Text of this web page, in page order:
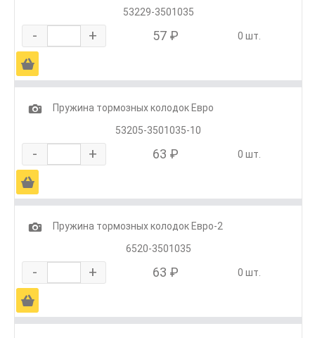
53229-3501035
- + 57 ₽ 0 шт.
Ä
1
Пружина тормозных колодок Евро
53205-3501035-10
- + 63 ₽ 0 шт.
Ä
1
Пружина тормозных колодок Евро-2
6520-3501035
- + 63 ₽ 0 шт.
Ä